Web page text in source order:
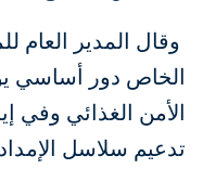
وقال المدير العام
الخاص دور أساسي
الأمن الغذائي وفي
تدعيم سلاسل